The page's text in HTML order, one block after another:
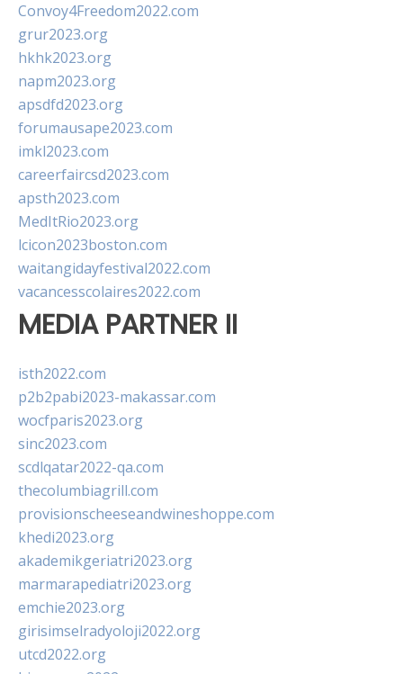
Convoy4Freedom2022.com
grur2023.org
hkhk2023.org
napm2023.org
apsdfd2023.org
forumausape2023.com
imkl2023.com
careerfaircsd2023.com
apsth2023.com
MedItRio2023.org
lcicon2023boston.com
waitangidayfestival2022.com
vacancesscolaires2022.com
MEDIA PARTNER II
isth2022.com
p2b2pabi2023-makassar.com
wocfparis2023.org
sinc2023.com
scdlqatar2022-qa.com
thecolumbiagrill.com
provisionscheeseandwineshoppe.com
khedi2023.org
akademikgeriatri2023.org
marmarapediatri2023.org
emchie2023.org
girisimselradyoloji2022.org
utcd2022.org